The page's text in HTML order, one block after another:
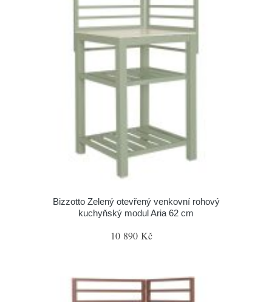
Bizzotto Zelený otevřený venkovní rohový
kuchyňský modul Aria 62 cm
10 890 Kč